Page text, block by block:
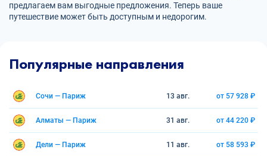
предлагаем вам выгодные предложения. Теперь ваше
путешествие может быть доступным и недорогим.
Популярные направления
Сочи — Париж 13 авг. от 57 928 ₽
Алматы — Париж 31 авг. от 44 220 ₽
Дели — Париж 11 авг. от 58 593 ₽